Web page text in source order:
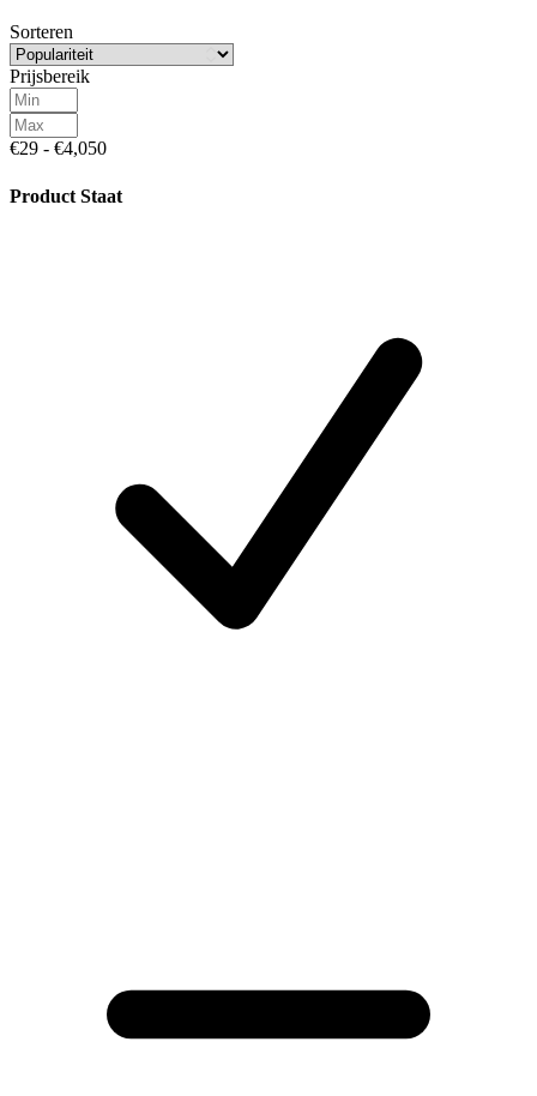
Sorteren
Prijsbereik
€29 - €4,050
Product Staat